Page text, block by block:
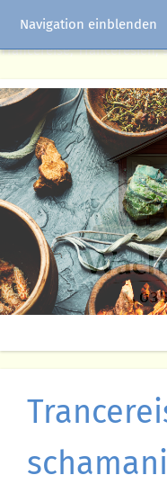
Trancereise,
Navigation einblenden